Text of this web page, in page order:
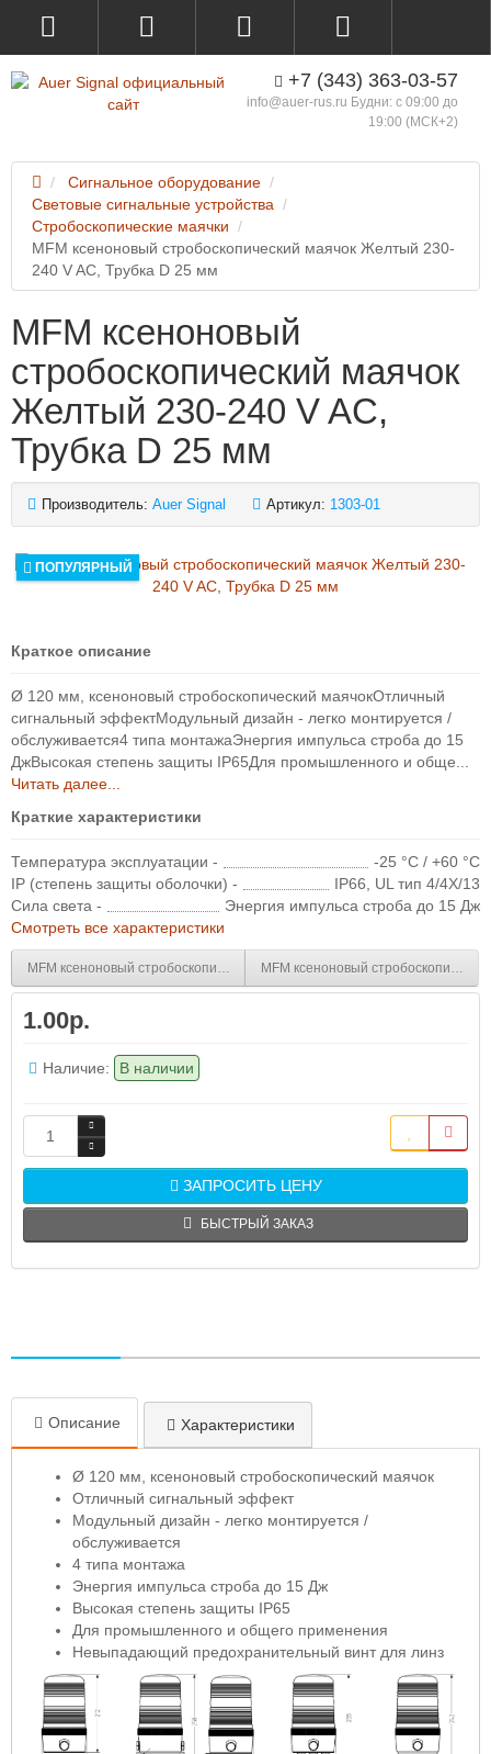
+7 (343) 363-03-57
info@auer-rus.ru Будни: с 09:00 до
19:00 (МСК+2)
Сигнальное оборудование
Световые сигнальные устройства
Стробоскопические маячки
MFM ксеноновый стробоскопический маячок Желтый 230-
240 V AC, Трубка D 25 мм
MFM ксеноновый
стробоскопический маячок
Желтый 230-240 V AC,
Трубка D 25 мм
Производитель: Auer Signal Артикул: 1303-01
ПОПУЛЯРНЫЙ
Краткое описание
Ø 120 мм, ксеноновый стробоскопический маячокОтличный
сигнальный эффектМодульный дизайн - легко монтируется /
обслуживается4 типа монтажаЭнергия импульса строба до 15
ДжВысокая степень защиты IP65Для промышленного и обще...
Читать далее...
Краткие характеристики
Температура эксплуатации -
-25 °C / +60 °C
IP (степень защиты оболочки) -
IP66, UL тип 4/4X/13
Сила света -
Энергия импульса строба до 15 Дж
Смотреть все характеристики
MFM ксеноновый стробоскопический маячок Желтый 110-120 V AC,
MFM ксеноновый
1.00р.
Наличие: В наличии
ЗАПРОСИТЬ ЦЕНУ
БЫСТРЫЙ ЗАКАЗ
Описание Характеристики
Ø 120 мм, ксеноновый стробоскопический маячок
Отличный сигнальный эффект
Модульный дизайн - легко монтируется /
обслуживается
4 типа монтажа
Энергия импульса строба до 15 Дж
Высокая степень защиты IP65
Для промышленного и общего применения
Невыпадающий предохранительный винт для линз